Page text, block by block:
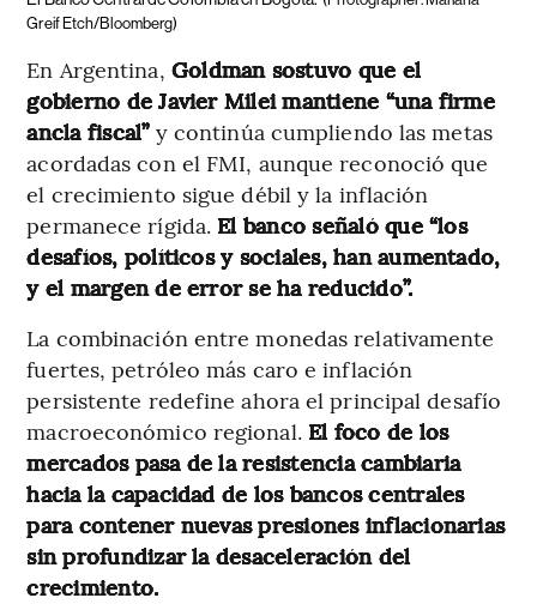
Greif Etch/Bloomberg)
En Argentina, Goldman sostuvo que el
gobierno de Javier Milei mantiene “una firme
ancla fiscal” y continúa cumpliendo las metas
acordadas con el FMI, aunque reconoció que
el crecimiento sigue débil y la inflación
permanece rígida. El banco señaló que “los
desafíos, políticos y sociales, han aumentado,
y el margen de error se ha reducido”.
La combinación entre monedas relativamente
fuertes, petróleo más caro e inflación
persistente redefine ahora el principal desafío
macroeconómico regional.El foco de los
mercados pasa de la resistencia cambiaria
hacia la capacidad de los bancos centrales
para contener nuevas presiones inflacionarias
sin profundizar la desaceleración del
crecimiento.